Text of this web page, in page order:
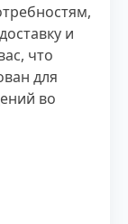
и
что
для
во